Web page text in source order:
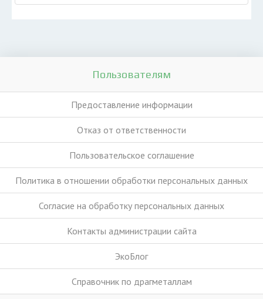
Пользователям
Предоставление информации
Отказ от ответственности
Пользовательское соглашение
Политика в отношении обработки персональных данных
Согласие на обработку персональных данных
Контакты администрации сайта
ЭкоБлог
Справочник по драгметаллам